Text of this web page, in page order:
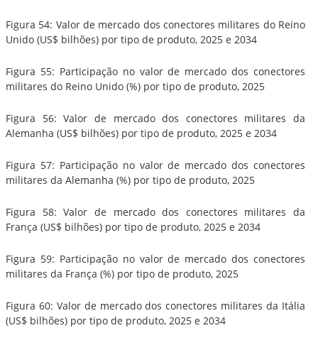
Figura 54: Valor de mercado dos conectores militares do Reino
Unido (US$ bilhões) por tipo de produto, 2025 e 2034
Figura 55: Participação no valor de mercado dos conectores
militares do Reino Unido (%) por tipo de produto, 2025
Figura 56: Valor de mercado dos conectores militares da
Alemanha (US$ bilhões) por tipo de produto, 2025 e 2034
Figura 57: Participação no valor de mercado dos conectores
militares da Alemanha (%) por tipo de produto, 2025
Figura 58: Valor de mercado dos conectores militares da
França (US$ bilhões) por tipo de produto, 2025 e 2034
Figura 59: Participação no valor de mercado dos conectores
militares da França (%) por tipo de produto, 2025
Figura 60: Valor de mercado dos conectores militares da Itália
(US$ bilhões) por tipo de produto, 2025 e 2034